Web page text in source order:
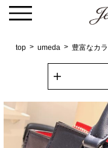
top umeda 豊富なカ